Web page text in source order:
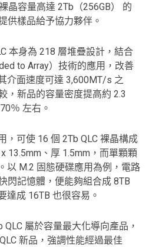
晶容量高達 2Tb（256GB） 的
供樣品給予協力夥伴。
本身為 218 層堆疊設計，結合
to Array）技術的應用，改善
介面速度可達 3,600MT/s 之
，新品的容量密度提高約 2.3
％ 左右。
，可使 16 個 2Tb QLC 裸晶構成
13.5mm、厚 1.5mm，而單顆顆
以 M.2 固態硬碟應用為例，電路
閃記憶體，便能夠組合成 8TB
達成 16TB 也很容易。
屬於容量最大化導向產品，
新品，強調性能經過最佳